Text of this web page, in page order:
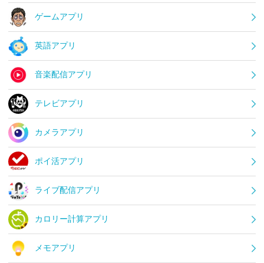
ゲームアプリ
英語アプリ
音楽配信アプリ
テレビアプリ
カメラアプリ
ポイ活アプリ
ライブ配信アプリ
カロリー計算アプリ
メモアプリ